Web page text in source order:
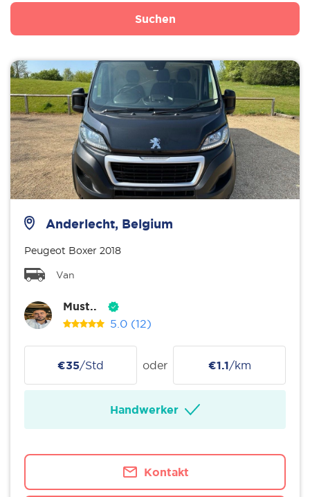
Suchen
Anderlecht, Belgium
Peugeot Boxer 2018
Van
Must..
5.0 (12)
€35/Std oder €1.1/km
Handwerker
Kontakt